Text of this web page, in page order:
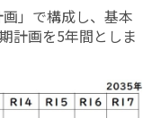
」で構成し、基本
計画を5年間としま